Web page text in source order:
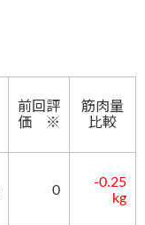
前回評
価 ※
筋肉量
比較
0
-0.25
kg